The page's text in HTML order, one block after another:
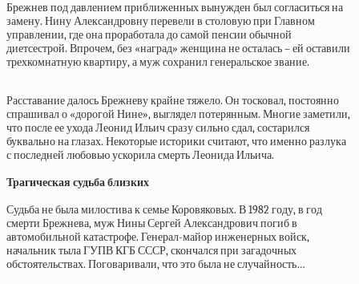
Брежнев под давлением приближенных вынужден был согласиться на
замену. Нину Александровну перевели в столовую при Главном
управлении, где она проработала до самой пенсии обычной
диетсестрой. Впрочем, без «наград» женщина не осталась – ей оставили
трехкомнатную квартиру, а муж сохранил генеральское звание.
Расставание далось Брежневу крайне тяжело. Он тосковал, постоянно
спрашивал о «дорогой Нине», выглядел потерянным. Многие заметили,
что после ее ухода Леонид Ильич сразу сильно сдал, состарился
буквально на глазах. Некоторые историки считают, что именно разлука
с последней любовью ускорила смерть Леонида Ильича.
Трагическая судьба близких
Судьба не была милостива к семье Коровяковых. В 1982 году, в год
смерти Брежнева, муж Нины Сергей Александрович погиб в
автомобильной катастрофе. Генерал-майор инженерных войск,
начальник тыла ГУПВ КГБ СССР, скончался при загадочных
обстоятельствах. Поговаривали, что это была не случайность…